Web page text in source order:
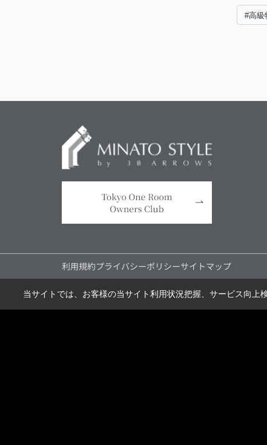
#高級
利用規約プライバシーポリシーサイトマップ
当サイトでは、お客様の当サイト利用状況把握、サービス向上